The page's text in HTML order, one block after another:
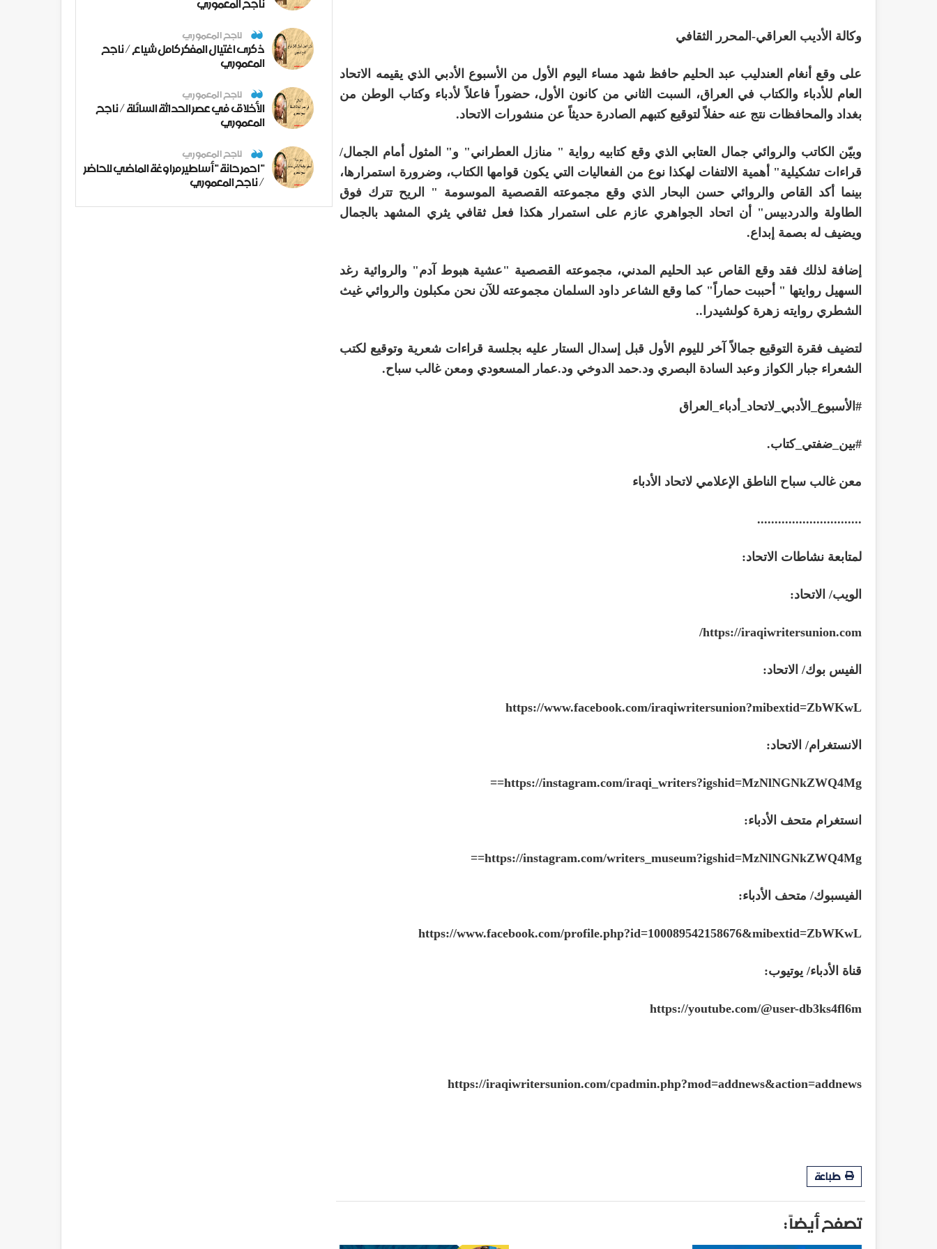
وكالة الأديب العراقي-المحرر الثقافي
على وقع أنغام العندليب عبد الحليم حافظ شهد مساء اليوم الأول من الأسبوع الأدبي الذي يقيمه الاتحاد
العام للأدباء والكتاب في العراق، السبت الثاني من كانون الأول، حضوراً فاعلاً لأدباء وكتاب الوطن من
بغداد والمحافظات نتج عنه حفلاً لتوقيع كتبهم الصادرة حديثاً عن منشورات الاتحاد.
وبيّن الكاتب والروائي جمال العتابي الذي وقع كتابيه رواية " منازل العطراني" و" المثول أمام الجمال/
قراءات تشكيلية" أهمية الالتفات لهكذا نوع من الفعاليات التي يكون قوامها الكتاب، وضرورة استمرارها،
بينما أكد القاص والروائي حسن البحار الذي وقع مجموعته القصصية الموسومة " الريح تترك فوق
الطاولة والدردبيس" أن اتحاد الجواهري عازم على استمرار هكذا فعل ثقافي يثري المشهد بالجمال
ويضيف له بصمة إبداع.
إضافة لذلك فقد وقع القاص عبد الحليم المدني، مجموعته القصصية "عشية هبوط آدم" والروائية رغد
السهيل روايتها " أحببت حماراً" كما وقع الشاعر داود السلمان مجموعته للآن نحن مكبلون والروائي غيث
الشطري روايته زهرة كولشيدرا..
لتضيف فقرة التوقيع جمالاً آخر لليوم الأول قبل إسدال الستار عليه بجلسة قراءات شعرية وتوقيع لكتب
الشعراء جبار الكواز وعبد السادة البصري ود.حمد الدوخي ود.عمار المسعودي ومعن غالب سباح.
#الأسبوع_الأدبي_لاتحاد_أدباء_العراق
#بين_ضفتي_كتاب.
معن غالب سباح الناطق الإعلامي لاتحاد الأدباء
..............................
لمتابعة نشاطات الاتحاد:
الويب/ الاتحاد:
https://iraqiwritersunion.com
/
الفيس بوك/ الاتحاد:
https://www.facebook.com/iraqiwritersunion?mibextid=ZbWKwL
الانستغرام/ الاتحاد:
https://instagram.com/iraqi_writers?igshid=MzNlNGNkZWQ4Mg
==
انستغرام متحف الأدباء:
https://instagram.com/writers_museum?igshid=MzNlNGNkZWQ4Mg
==
الفيسبوك/ متحف الأدباء:
https://www.facebook.com/profile.php?id=100089542158676&mibextid=ZbWKwL
قناة الأدباء/ يوتيوب:
https://youtube.com/@user-db3ks4fl6m
https://iraqiwritersunion.com/cpadmin.php?mod=addnews&action=addnews
طباعة
تصفح أيضاً :
ناجح المعموري
ناجح المعموري
ذكرى اغتيال المفكر كامل شياع / ناجح
المعموري
ناجح المعموري
الأخلاق في عصر الحداثة السائلة / ناجح
المعموري
ناجح المعموري
" احمر حانة " أساطير مراوغة الماضي للحاضر
/ ناجح المعموري